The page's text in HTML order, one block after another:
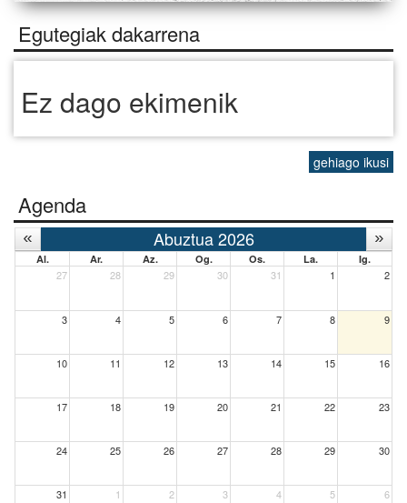
Egutegiak dakarrena
Ez dago ekimenik
gehiago ikusi
Agenda
Abuztua 2026
Al. Ar. Az. Og. Os. La. Ig.
27 28 29 30 31 1 2
3 4 5 6 7 8 9
10 11 12 13 14 15 16
17 18 19 20 21 22 23
24 25 26 27 28 29 30
31 1 2 3 4 5 6